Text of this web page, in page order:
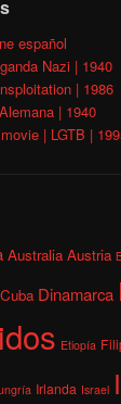
español
Nazi | 1940
| 1986
| 1940
| LGTB |
Australia Austria
Cuba Dinamarca
Etiopía
Irlanda Israel